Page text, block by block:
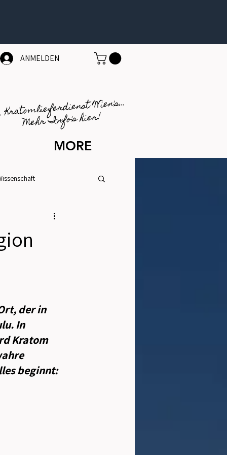
ANMELDEN
Kratomlieferdienst Wien's...
Mehr Info's hier!
MORE
der in
In
Kratom
beginnt: